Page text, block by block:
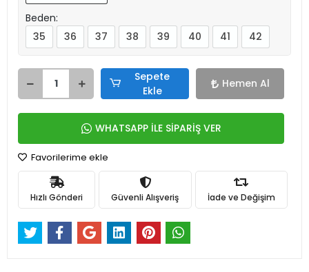
Beden:
35
36 37 38 39 40 41 42
Sepete
Ekle
Hemen Al
WHATSAPP İLE SİPARİŞ VER
Favorilerime ekle
Hızlı Gönderi Güvenli Alışveriş İade ve Değişim